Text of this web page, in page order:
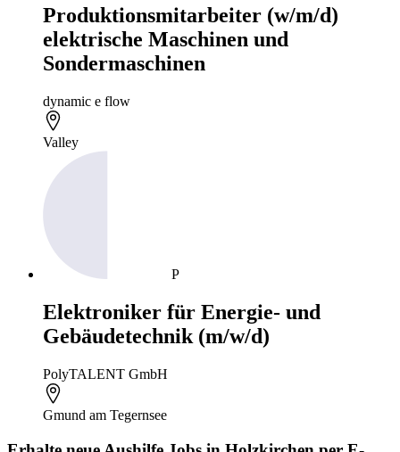
Produktionsmitarbeiter (w/m/d)
elektrische Maschinen und
Sondermaschinen
dynamic e flow
Valley
P
Elektroniker für Energie- und
Gebäudetechnik (m/w/d)
PolyTALENT GmbH
Gmund am Tegernsee